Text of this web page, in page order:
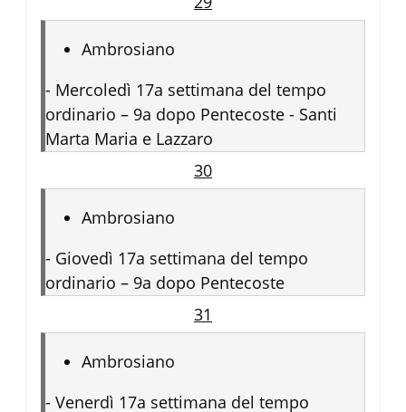
Ambrosiano
- Mercoledì 17a settimana del tempo
ordinario – 9a dopo Pentecoste - Santi
Marta Maria e Lazzaro
30
Ambrosiano
- Giovedì 17a settimana del tempo
ordinario – 9a dopo Pentecoste
31
Ambrosiano
- Venerdì 17a settimana del tempo